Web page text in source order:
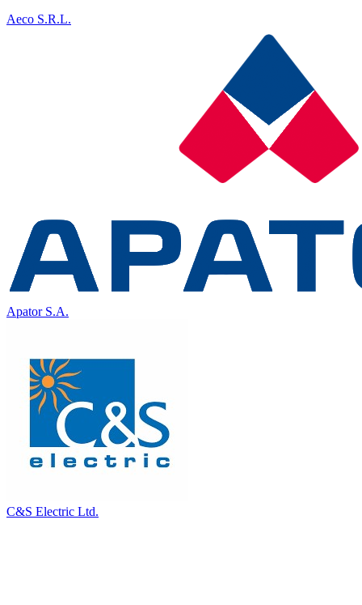
Aeco S.R.L.
Apator S.A.
C&S Electric Ltd.